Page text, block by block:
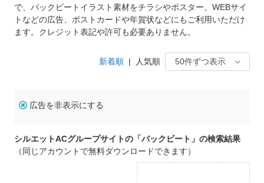
で、バックビートイラスト素材をチラシやポスター、WEBサイ
トなどの広告、ポストカードや年賀状などにもご利用いただけ
ます。クレジット表記や許可も必要ありません。
新着順 | 人気順
広告を非表示にする
シルエットACグループサイトの「バックビート」の検索結果
（同じアカウントで無料ダウンロードできます）